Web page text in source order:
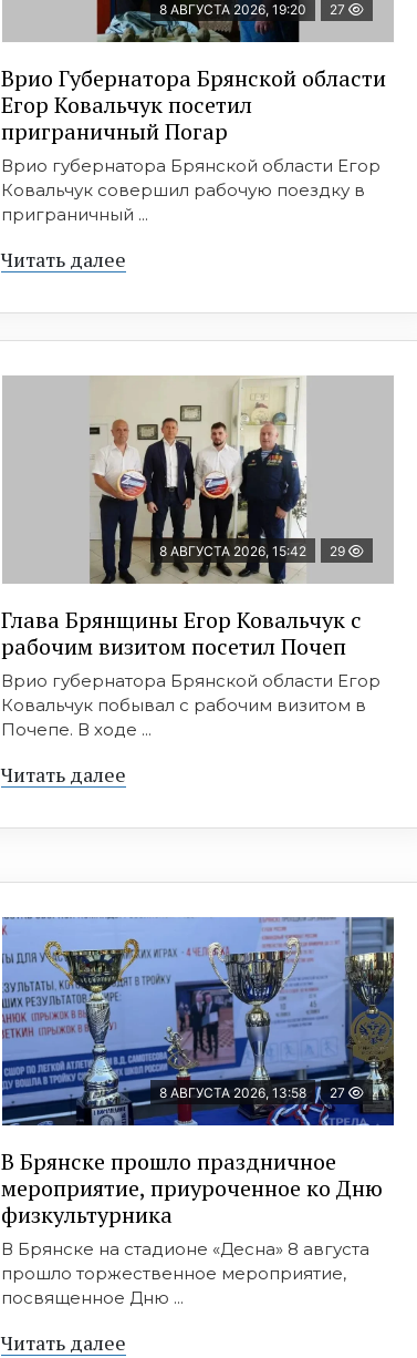
8 АВГУСТА 2026, 19:20 27
Врио Губернатора Брянской области
Егор Ковальчук посетил
приграничный Погар
Врио губернатора Брянской области Егор
Ковальчук совершил рабочую поездку в
приграничный ...
Читать далее
8 АВГУСТА 2026, 15:42 29
Глава Брянщины Егор Ковальчук с
рабочим визитом посетил Почеп
Врио губернатора Брянской области Егор
Ковальчук побывал с рабочим визитом в
Почепе. В ходе ...
Читать далее
8 АВГУСТА 2026, 13:58 27
В Брянске прошло праздничное
мероприятие, приуроченное ко Дню
физкультурника
В Брянске на стадионе «Десна» 8 августа
прошло торжественное мероприятие,
посвященное Дню ...
Читать далее